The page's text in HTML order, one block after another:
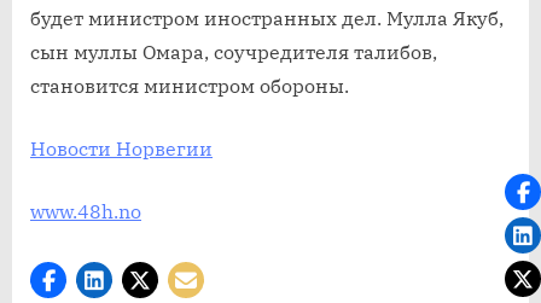
будет министром иностранных дел. Мулла Якуб,
сын муллы Омара, соучредителя талибов,
становится министром обороны.
Новости Норвегии
www.48h.no